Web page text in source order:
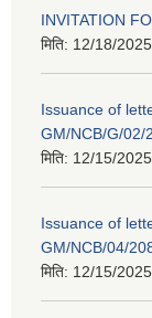
INVITATION
मिति: 12/18/
Issuance of
GM/NCB/G/02/
मिति: 12/15/
Issuance of
GM/NCB/04/
मिति: 12/15/